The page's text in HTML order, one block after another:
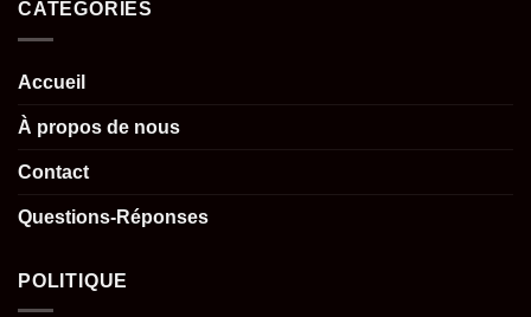
CATÉGORIES
Accueil
À propos de nous
Contact
Questions-Réponses
POLITIQUE